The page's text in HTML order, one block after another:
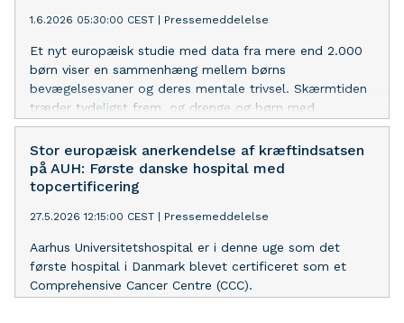
1.6.2026 05:30:00 CEST Pressemeddelelse
Et nyt europæisk studie med data fra mere end 2.000
børn viser en sammenhæng mellem børns
bevægelsesvaner og deres mentale trivsel. Skærmtiden
træder tydeligst frem, og drenge og børn med
overvægt ser ud til at være de mest sårbare.
Stor europæisk anerkendelse af kræftindsatsen
på AUH: Første danske hospital med
topcertificering
27.5.2026 12:15:00 CEST Pressemeddelelse
Aarhus Universitetshospital er i denne uge som det
første hospital i Danmark blevet certificeret som et
Comprehensive Cancer Centre (CCC).